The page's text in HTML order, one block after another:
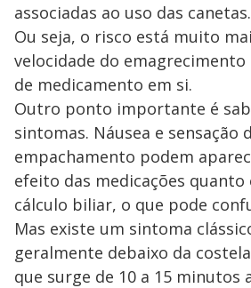
associadas ao uso das
Ou seja, o risco está muito
velocidade do
de medicamento em si.
Outro ponto importante é
sintomas. Náusea e sensação
empachamento podem
efeito das medicações quanto
cálculo biliar, o que pode
Mas existe um sintoma
geralmente debaixo da
que surge de 10 a 15 minutos